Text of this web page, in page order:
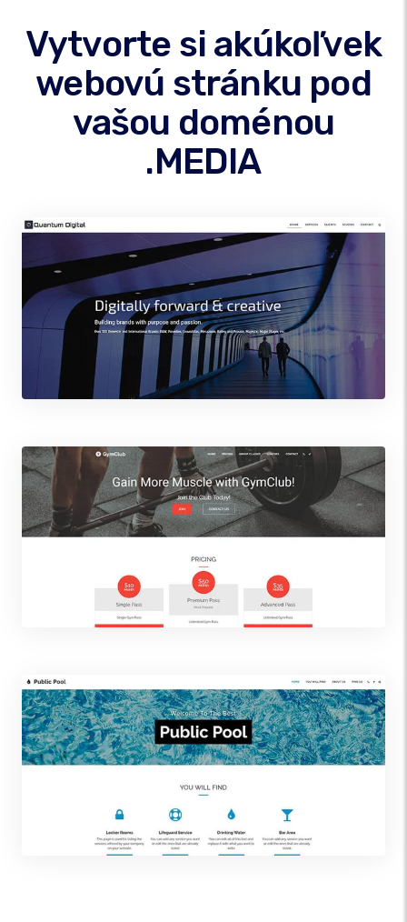
Vytvorte si akúkoľvek
webovú stránku pod
vašou doménou
.MEDIA